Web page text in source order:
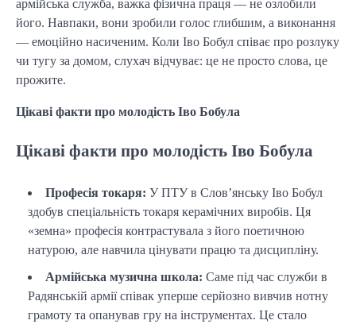
армійська служба, важка фізична праця — не озлобили
його. Навпаки, вони зробили голос глибшим, а виконання
— емоційно насиченим. Коли Іво Бобул співає про розлуку
чи тугу за домом, слухач відчуває: це не просто слова, це
прожите.
Цікаві факти про молодість Іво Бобула
Цікаві факти про молодість Іво Бобула
Професія токаря: У ПТУ в Слов’янську Іво Бобул
здобув спеціальність токаря керамічних виробів. Ця
«земна» професія контрастувала з його поетичною
натурою, але навчила цінувати працю та дисципліну.
Армійська музична школа: Саме під час служби в
Радянській армії співак уперше серйозно вивчив нотну
грамоту та опанував гру на інструментах. Це стало